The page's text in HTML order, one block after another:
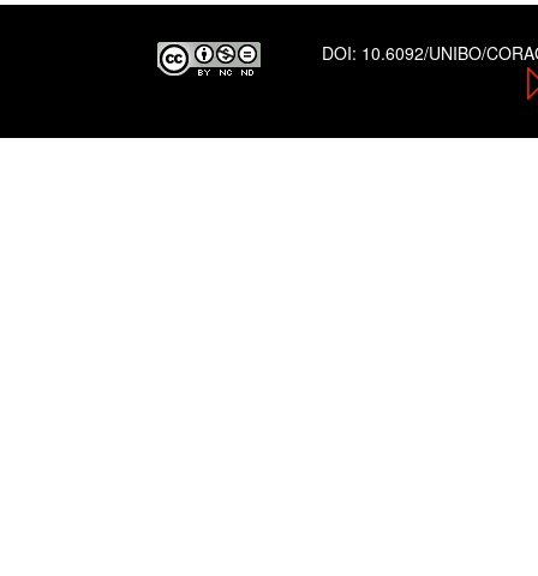
DOI: 10.6092/UNIBO/